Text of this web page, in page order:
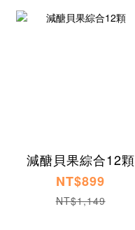
減醣貝果綜合12顆
NT$899
NT$1,149